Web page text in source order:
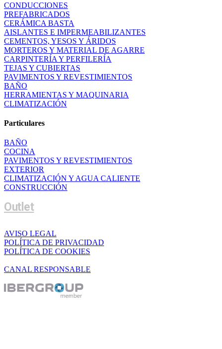
CONDUCCIONES
PREFABRICADOS
CERÁMICA BASTA
AISLANTES E IMPERMEABILIZANTES
CEMENTOS, YESOS Y ÁRIDOS
MORTEROS Y MATERIAL DE AGARRE
CARPINTERÍA Y PERFILERÍA
TEJAS Y CUBIERTAS
PAVIMENTOS Y REVESTIMIENTOS
BAÑO
HERRAMIENTAS Y MAQUINARIA
CLIMATIZACIÓN
Particulares
BAÑO
COCINA
PAVIMENTOS Y REVESTIMIENTOS
EXTERIOR
CLIMATIZACIÓN Y AGUA CALIENTE
CONSTRUCCIÓN
Outlet
AVISO LEGAL
POLÍTICA DE PRIVACIDAD
POLÍTICA DE COOKIES
CANAL RESPONSABLE